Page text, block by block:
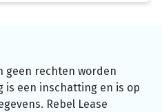
geen rechten worden
is een inschatting en is op
Rebel Lease